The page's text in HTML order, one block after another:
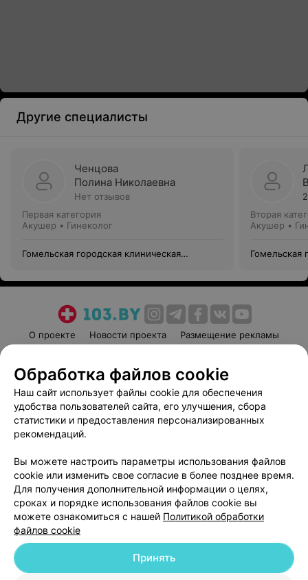
Другие специалисты
Ченцова
Полина Николаевна
Нет отзывов
Первая категория
Акушер • Гинеколог
Гомельская городская клиническая
Вторая
Акушер •
Гомельская
О проекте Новости проекта
Размещение рекламы
Пользовательское соглашение
Способы оплаты
Вакансии
Партнеры
Написать руководителю 103.by
Обработка персональных данных
© 2026 ООО «Артокс Лаб», УНП 191700409
| 220012, Республика Беларусь,
Обработка файлов cookie
Наш сайт использует файлы cookie для обеспечения
удобства пользователей сайта, его улучшения, сбора
статистики и предоставления персонализированных
рекомендаций.
Вы можете настроить параметры использования файлов
cookie или изменить свое согласие в более позднее время.
Для получения дополнительной информации о целях,
сроках и порядке использования файлов cookie вы
можете ознакомиться с нашей Политикой обработки
файлов cookie
Принять